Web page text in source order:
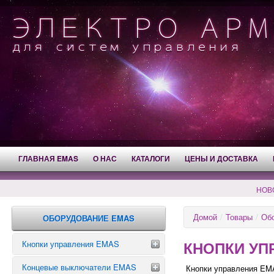
ГЛАВНАЯ EMAS О НАС КАТАЛОГИ ЦЕНЫ И ДОСТАВКА
ОБОРУДОВАНИЕ EMAS
Кнопки управления EMAS
Аварийные кнопки
Концевые выключатели EMAS
Домой / Товары /
КНОПКИ
Кнопки управления